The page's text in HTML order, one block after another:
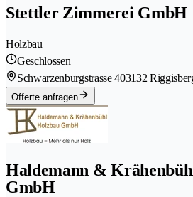
Stettler Zimmerei GmbH
Holzbau
Geschlossen
Schwarzenburgstrasse 403132
Offerte anfragen
Haldemann &
GmbH